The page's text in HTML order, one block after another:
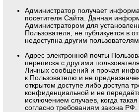
Администратор получает
посетителя Сайта. Данная
Администратором для
Пользователя, не публикуется в
недоступна другим
Адрес электронной почты
переписка с другими
Личных сообщений и прочая
к Пользователю и не
открытом доступе либо доступа
конфиденциальной и не
исключением случаев, когда
согласно требованиям закона РФ.